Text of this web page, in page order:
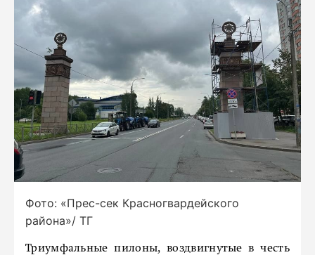
Фото: «Прес-сек Красногвардейского
района»/ ТГ
Триумфальные пилоны, воздвигнутые в честь